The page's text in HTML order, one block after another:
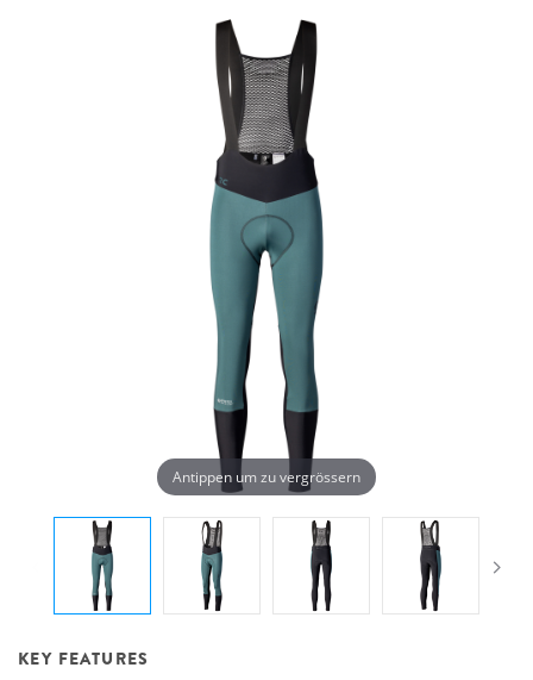
Antippen um zu vergrössern
KEY FEATURES